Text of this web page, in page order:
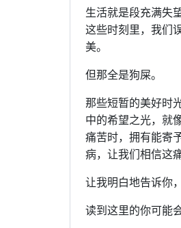
生活就是段充满失
这些时刻里，我们
美。
但那全是狗屎。
那些短暂的美好时
中的希望之光，就
痛苦时，拥有能寄
病，让我们相信这
让我明白地告诉你
读到这里的你可能